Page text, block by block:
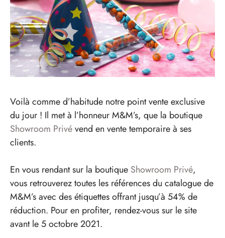
Voilà comme d’habitude notre point vente exclusive
du jour ! Il met à l’honneur M&M’s, que la boutique
Showroom Privévend en vente temporaire à ses
clients.
En vous rendant sur la boutique Showroom Privé,
vous retrouverez toutes les références du catalogue de
M&M’s avec des étiquettes offrant jusqu’à 54% de
réduction. Pour en profiter, rendez-vous sur le site
avant le 5 octobre 2021.